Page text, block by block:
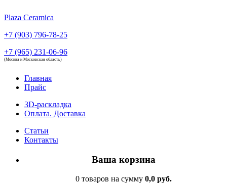
Plaza Ceramica
+7 (903) 796-78-25
+7 (965) 231-06-96
(Москва и Московская область)
Главная
Прайс
3D-раскладка
Оплата. Доставка
Статьи
Контакты
Ваша корзина
0 товаров на сумму 0,0 руб.